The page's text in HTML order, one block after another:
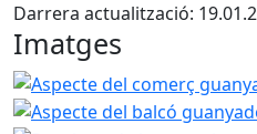
Darrera actualització:
Imatges
Aspecte del comerç